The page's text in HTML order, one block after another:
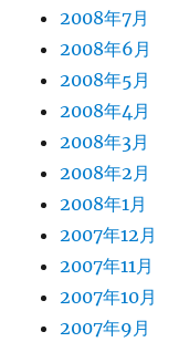
2008年7月
2008年6月
2008年5月
2008年4月
2008年3月
2008年2月
2008年1月
2007年12月
2007年11月
2007年10月
2007年9月